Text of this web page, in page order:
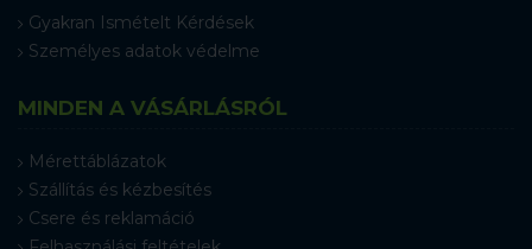
Gyakran Ismételt Kérdések
Személyes adatok védelme
MINDEN A VÁSÁRLÁSRÓL
Mérettáblázatok
Szállítás és kézbesítés
Csere és reklamáció